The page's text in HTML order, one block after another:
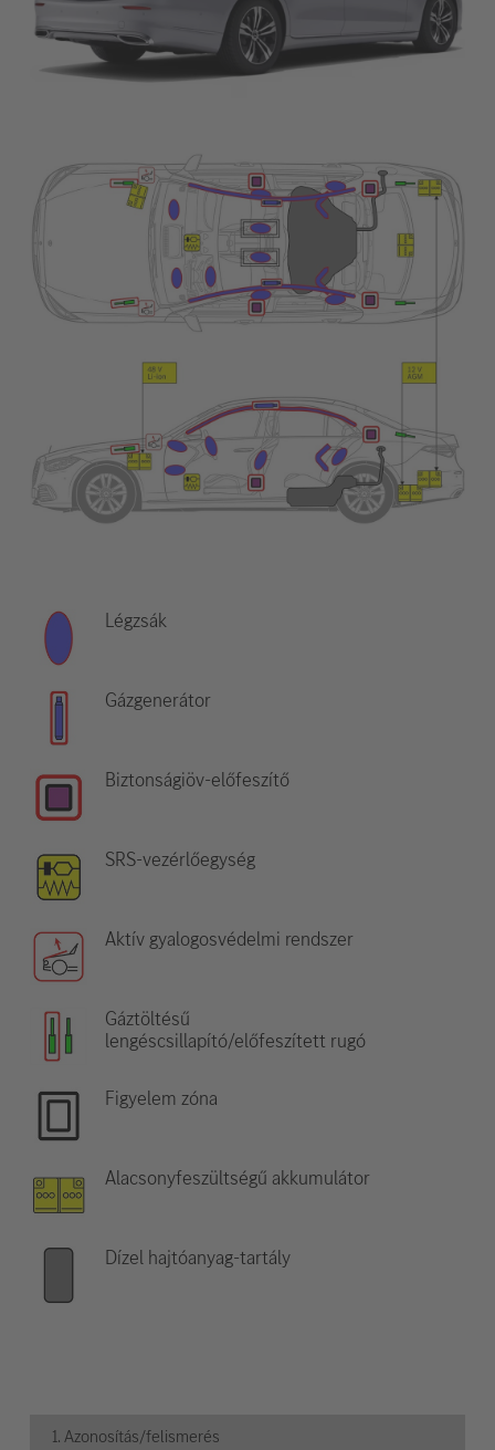
Légzsák
Gázgenerátor
Biztonságiöv-előfeszítő
SRS-vezérlőegység
Aktív gyalogosvédelmi rendszer
Gáztöltésű
lengéscsillapító/előfeszített rugó
Figyelem zóna
Alacsonyfeszültségű akkumulátor
Dízel hajtóanyag-tartály
1. Azonosítás/felismerés